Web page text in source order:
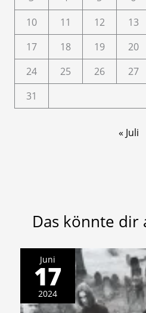
10
11 12 13
17
18 19 20
24
25 26 27
31
« Juli
Das könnte dir
Juni
17
2024